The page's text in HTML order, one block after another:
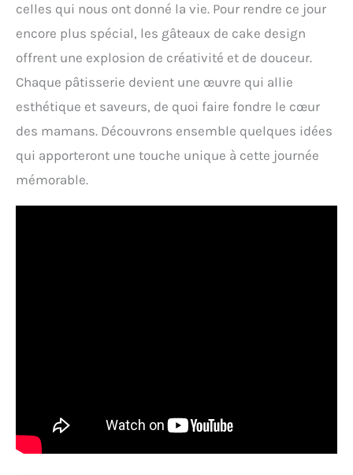
celles qui nous ont donné la vie. Pour rendre ce jour
encore plus spécial, les gâteaux de cake design
offrent une explosion de créativité et de douceur.
Chaque pâtisserie devient une œuvre qui allie
esthétique et saveurs, de quoi faire fondre le cœur
des mamans. Découvrons ensemble quelques idées
qui apporteront une touche unique à cette journée
mémorable.